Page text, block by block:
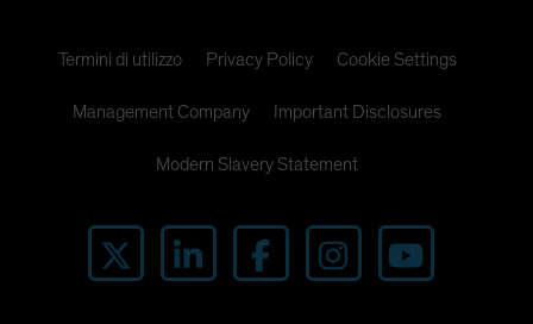
Termini di utilizzo Privacy Policy Cookie Settings
Management Company Important Disclosures
Modern Slavery Statement